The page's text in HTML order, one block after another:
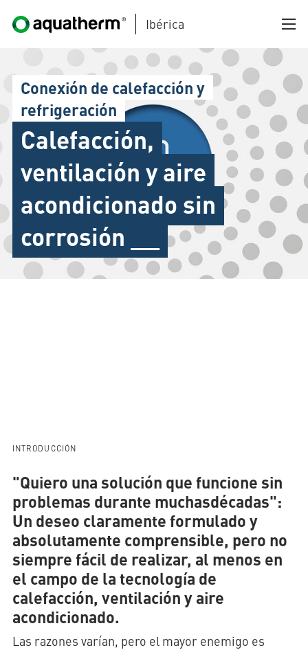
Skip to main content
Ibérica
AQUATHERM BLACK
AQUATHERM BLUE
AQUATHERM SERVICES
nosotros
internacionales
planificación
Descargas
Noticias
Conexión de calefacción y
refrigeración
Calefacción,
ventilación y aire
acondicionado sin
corrosión __
INTRODUCCIÓN
"Quiero una solución que funcione sin
problemas durante muchasdécadas":
Un deseo claramente formulado y
absolutamente comprensible, pero no
siempre fácil de realizar, al menos en
el campo de la tecnología de
calefacción, ventilación y aire
acondicionado.
Las razones varían, pero el mayor enemigo es